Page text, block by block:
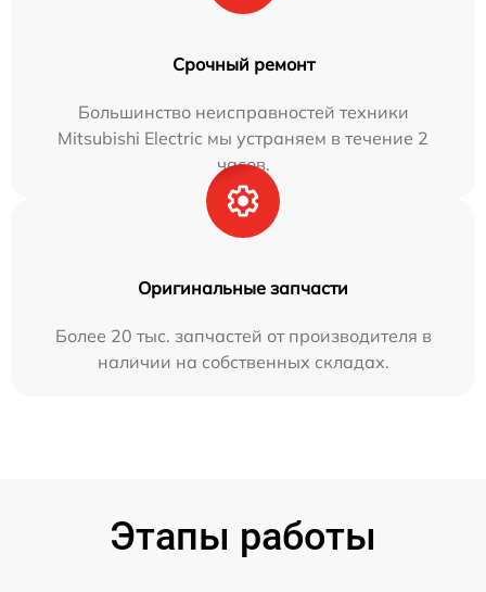
Срочный ремонт
Большинство неисправностей техники
Mitsubishi Electric мы устраняем в течение 2
часов.
Оригинальные запчасти
Более 20 тыс. запчастей от производителя в
наличии на собственных складах.
Этапы работы